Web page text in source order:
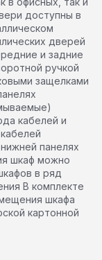
доступны в
дверей
и задние
ручкой
защелками
кабелей и
панелях
шкаф можно
в ряд
В комплекте
шкафа
картонной